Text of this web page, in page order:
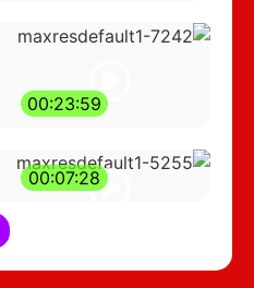
00:23:59
00:07:28